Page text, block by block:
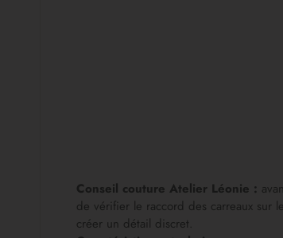
Conseil couture Atelier Léonie :
de vérifier le raccord des carreaux sur
créer un détail discret.